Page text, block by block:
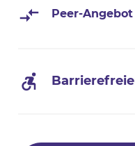
Peer-